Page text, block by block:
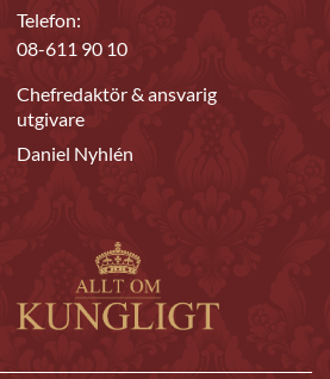
Telefon:
08-611 90 10
Chefredaktör & ansvarig
utgivare
Daniel Nyhlén